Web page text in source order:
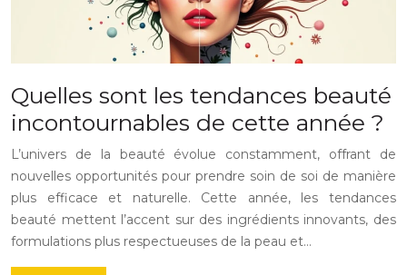
Quelles sont les tendances beauté
incontournables de cette année ?
L’univers de la beauté évolue constamment, offrant de
nouvelles opportunités pour prendre soin de soi de manière
plus efficace et naturelle. Cette année, les tendances
beauté mettent l’accent sur des ingrédients innovants, des
formulations plus respectueuses de la peau et…